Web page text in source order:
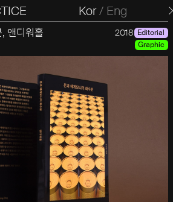
Kor/ Eng
앤디워홀 2018 Editorial
Graphic